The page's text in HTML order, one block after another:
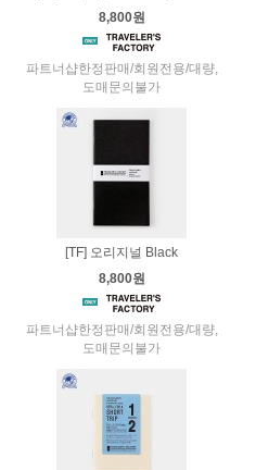
8,800원
파트너샵한정판매/회원전용/대량,
도매문의불가
[TF] 오리지널 Black
8,800원
파트너샵한정판매/회원전용/대량,
도매문의불가